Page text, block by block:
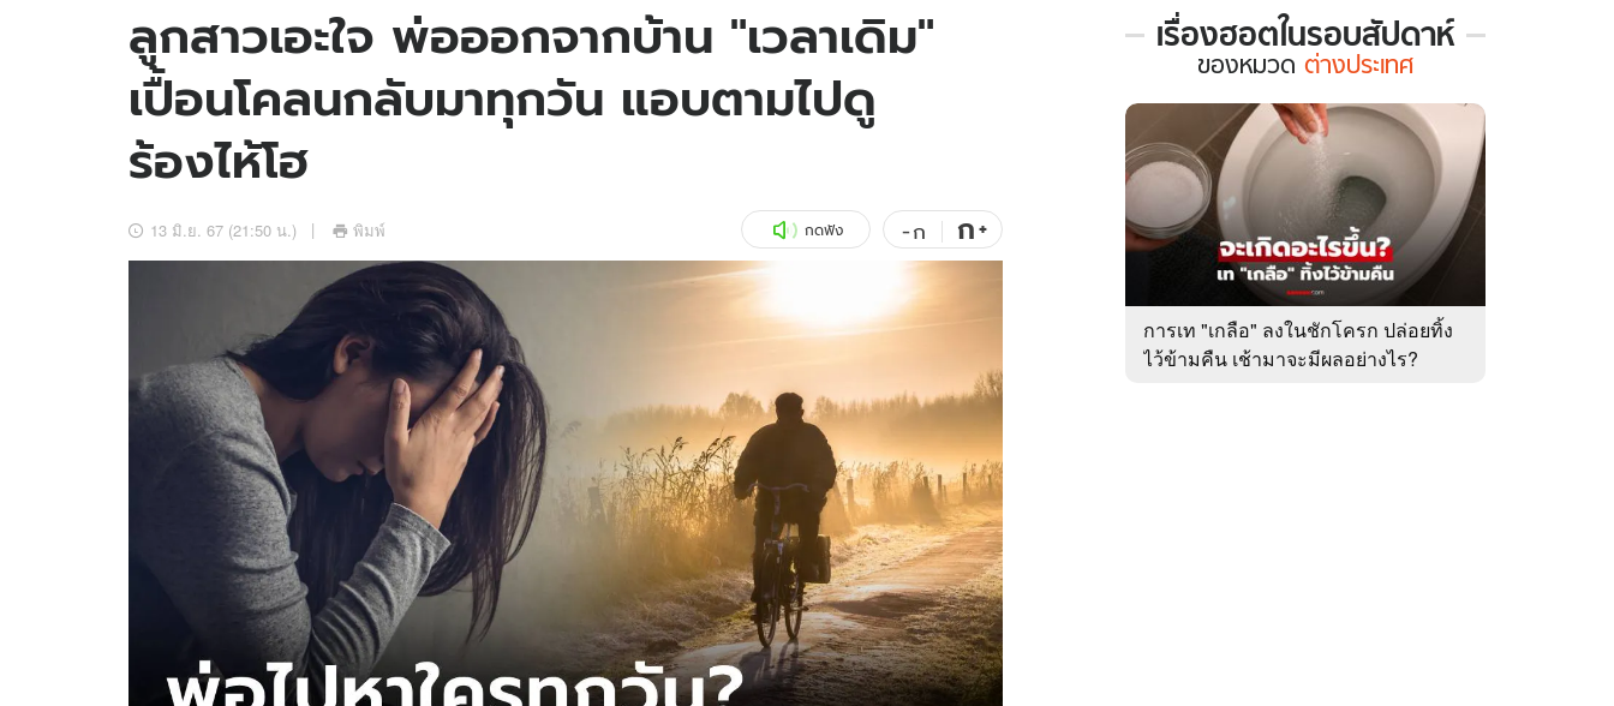
ข่าวบันเทิง
ข่าวกีฬา
ข่าวเศรษฐกิจ
อัปเดตจีน
สถิติหวยไทย
หวยลาว
วัยรุ่น
ไอที
รถยนต์
เที่ยว-กิน
Tasteful Thailand
Sanook Choice
WeTV
Exclusive WeTV
ดาวน์โหลดสนุกแอปฟรี ติดตามสนุกโซเชียลได้ที่
2569บริษัท อิมเมจ ฟิวเจอร์ (ประเทศไทย) จำกัด
ลูกสาวเอะใจ พ่อออกจากบ้าน "เวลาเดิม"
เปื้อนโคลนกลับมาทุกวัน แอบตามไปดู
ร้องไห้โฮ
13 มิ.ย. 67 (21:50 น.) พิมพ์ กดฟัง -ก ก+
เรื่องฮอตในรอบสัปดาห์
เรื่อง
ใน
รอบ
สัปดาห์
ของ
ต่าง
ประเทศ
ของหมวด ต่างประเทศ
การเท "เกลือ" ลงในชักโครก ปล่อยทิ้ง
ไว้ข้ามคืน เช้ามาจะมีผลอย่างไร?